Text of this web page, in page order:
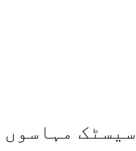
سیسٹک